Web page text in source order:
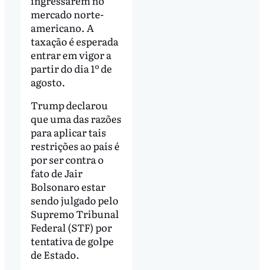
mercado norte-
americano. A
taxação é esperada
entrar em vigor a
partir do dia 1º de
agosto.
Trump declarou
que uma das razões
para aplicar tais
restrições ao país é
por ser contra o
fato de Jair
Bolsonaro estar
sendo julgado pelo
Supremo Tribunal
Federal (STF) por
tentativa de golpe
de Estado.